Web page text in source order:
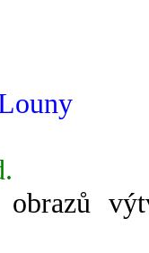
obrazů